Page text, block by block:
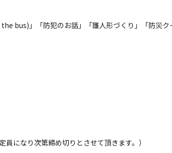
bus)」「防犯のお話」「雛人形づくり」「防災ク
になり次第締め切りとさせて頂きます。）